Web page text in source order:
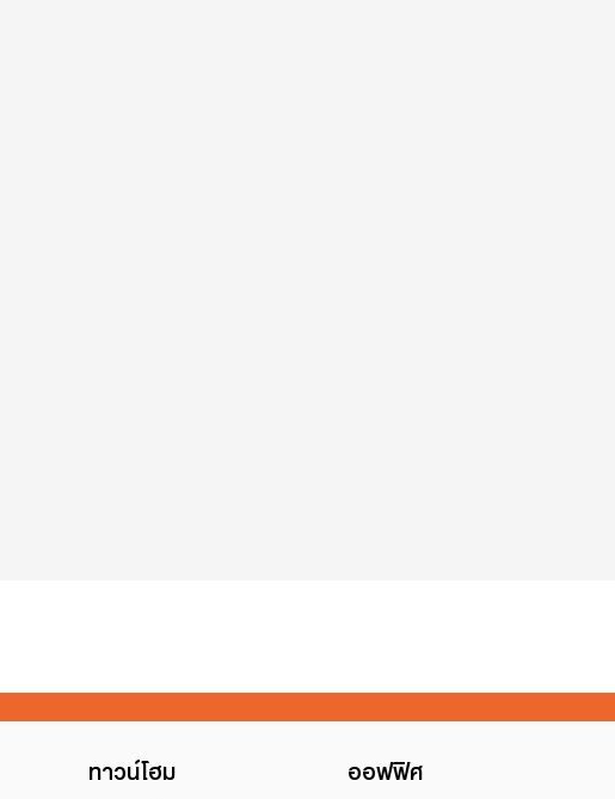
ทาวน์โฮม ออฟฟิศ